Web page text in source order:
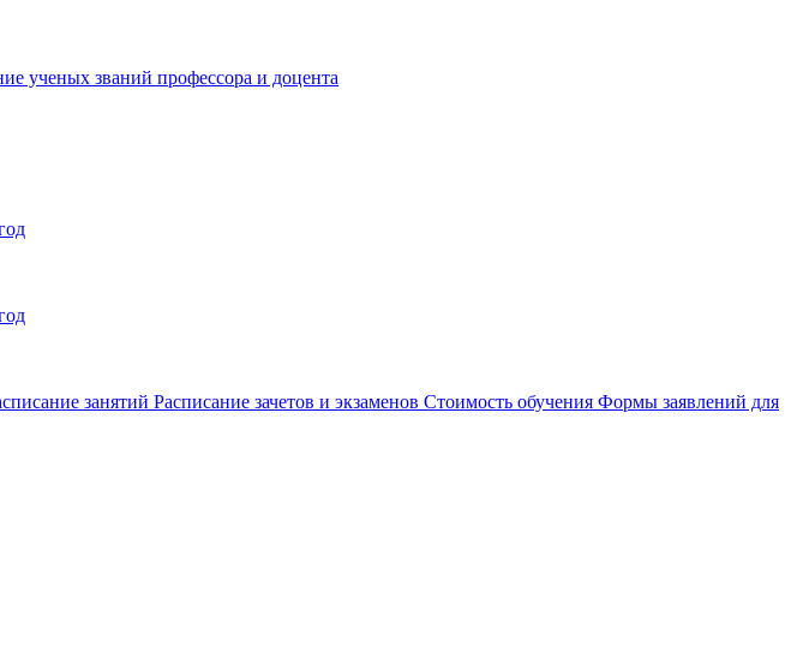
ученых званий профессора и доцента
занятий Расписание зачетов и экзаменов Стоимость обучения Формы заявлений для